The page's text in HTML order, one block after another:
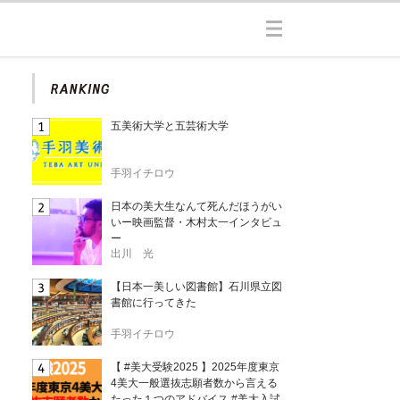
五美術大学と五芸術大学
手羽イチロウ
日本の美大生なんて死んだほうがい
いー映画監督・木村太一インタビュ
ー
出川 光
【日本一美しい図書館】石川県立図
書館に行ってきた
手羽イチロウ
【 #美大受験2025 】2025年度東京
4美大一般選抜志願者数から言える